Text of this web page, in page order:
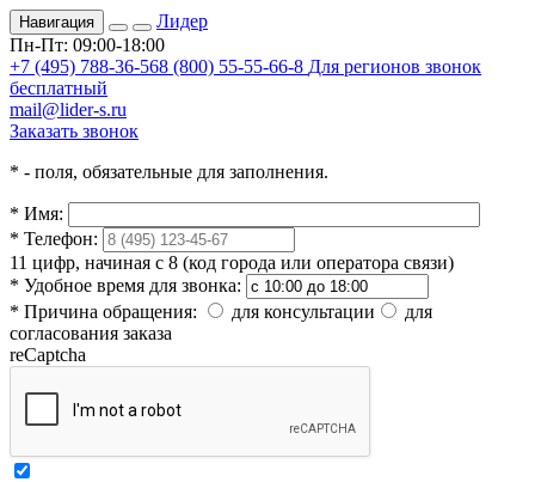
Навигация
Лидер
Пн-Пт: 09:00-18:00
+7 (495) 788-36-568 (800) 55-55-66-8 Для регионов звонок
бесплатный
mail@lider-s.ru
Заказать звонок
* - поля, обязательные для заполнения.
* Имя:
* Телефон:
11 цифр, начиная с 8 (код города или оператора связи)
* Удобное время для звонка:
* Причина обращения: для консультации
для
согласования заказа
reCaptcha